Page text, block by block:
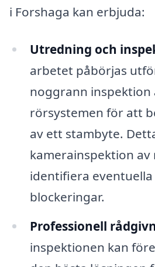
i Forshaga kan erbjuda:
Utredning och
arbetet påbörjas
noggrann inspektion
rörsystemen för att
av ett stambyte.
kamerainspektion
identifiera
blockeringar.
Professionell
inspektionen kan